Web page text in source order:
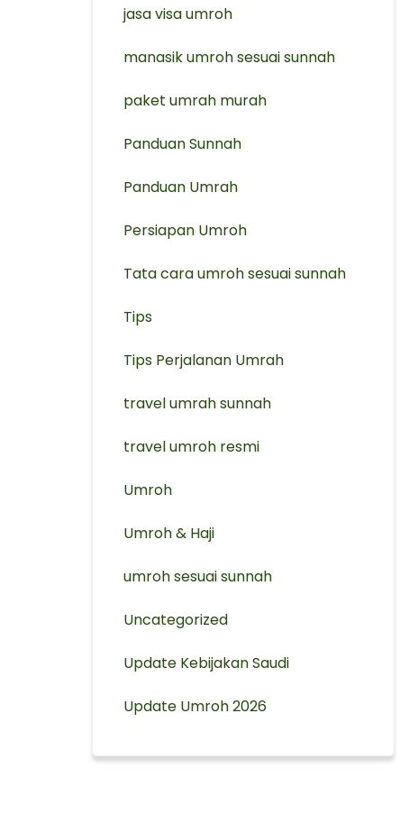
jasa visa umroh
manasik umroh sesuai sunnah
paket umrah murah
Panduan Sunnah
Panduan Umrah
Persiapan Umroh
Tata cara umroh sesuai sunnah
Tips
Tips Perjalanan Umrah
travel umrah sunnah
travel umroh resmi
Umroh
Umroh & Haji
umroh sesuai sunnah
Uncategorized
Update Kebijakan Saudi
Update Umroh 2026